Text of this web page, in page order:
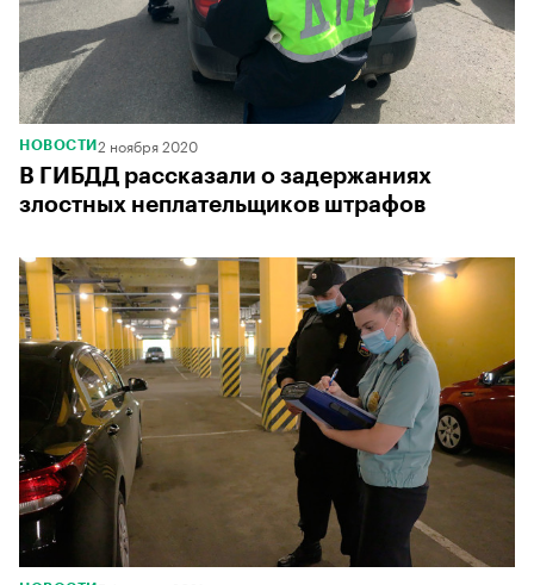
НОВОСТИ 2 ноября 2020
В ГИБДД рассказали о задержаниях
злостных неплательщиков штрафов